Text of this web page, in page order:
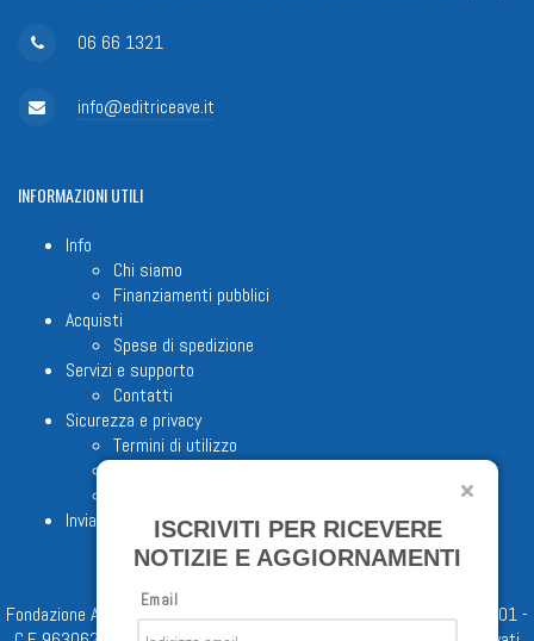
06 66 1321
info@editriceave.it
INFORMAZIONIUTILI
Info
Chi siamo
Finanziamenti pubblici
Acquisti
Spese di spedizione
Servizi e supporto
Contatti
Sicurezza e privacy
Termini di utilizzo
Invia proposta editoriale
Fondazione Apostolicam Actuositatem ETS © 2023 - P.I. 05398481001 -
ISCRIVITI PER RICEVERE
NOTIZIE E AGGIORNAMENTI
Email